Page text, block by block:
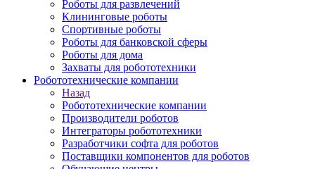
Роботы для развлечений
Клининговые роботы
Спортивные роботы
Роботы для банковской сферы
Роботы для дома
Захваты для робототехники
Робототехнические компании
Назад
Робототехнические компании
Производители роботов
Интеграторы робототехники
Разработчики софта для роботов
Поставщики компонентов для роботов